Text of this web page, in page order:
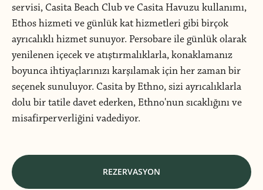
servisi, Casita Beach Club ve Casita Havuzu kullanımı,
Ethos hizmeti ve günlük kat hizmetleri gibi birçok
ayrıcalıklı hizmet sunuyor. Persobare ile günlük olarak
yenilenen içecek ve atıştırmalıklarla, konaklamanız
boyunca ihtiyaçlarınızı karşılamak için her zaman bir
seçenek sunuluyor. Casita by Ethno, sizi ayrıcalıklarla
dolu bir tatile davet ederken, Ethno'nun sıcaklığını ve
misafirperverliğini vadediyor.
REZERVASYON